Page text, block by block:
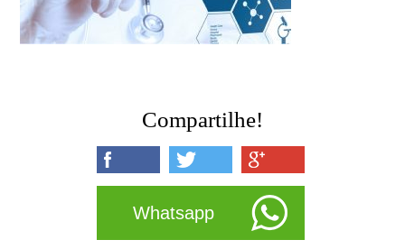
Compartilhe!
Whatsapp